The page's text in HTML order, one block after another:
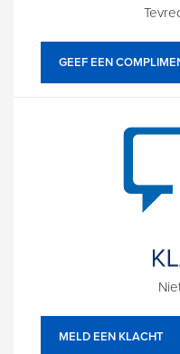
GEEF EEN
MELD EEN KLACHT